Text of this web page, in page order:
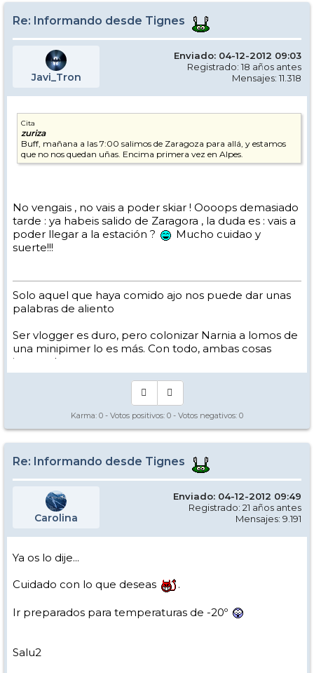
Re: Informando desde Tignes
Javi_Tron
Enviado: 04-12-2012 09:03
Registrado: 18 años antes
Mensajes: 11.318
Cita
zuriza
Buff, mañana a las 7:00 salimos de Zaragoza para allá, y estamos
que no nos quedan uñas. Encima primera vez en Alpes.
No vengais , no vais a poder skiar ! Oooops demasiado
tarde : ya habeis salido de Zaragora , la duda es : vais a
poder llegar a la estación ?
Mucho cuidao y
suerte!!!
Solo aquel que haya comido ajo nos puede dar unas
palabras de aliento
Ser vlogger es duro, pero colonizar Narnia a lomos de
una minipimer lo es más. Con todo, ambas cosas
intento hacer.
Yo hago esquí extremo : voy de extremo a extremo
Los caminos del esquí son inescrotables ...
Karma: 0 - Votos positivos: 0 - Votos negativos: 0
Re: Informando desde Tignes
Carolina
Enviado: 04-12-2012 09:49
Registrado: 21 años antes
Mensajes: 9.191
Ya os lo dije...
Cuidado con lo que deseas
.
Ir preparados para temperaturas de -20º
Salu2